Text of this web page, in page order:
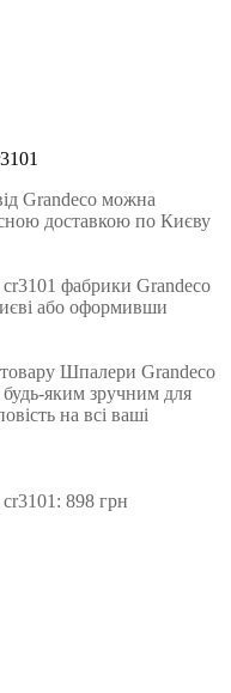
Grandeco можна
доставкою по Києву
фабрики Grandeco
або оформивши
Шпалери Grandeco
яким зручним для
на всі ваші
898 грн